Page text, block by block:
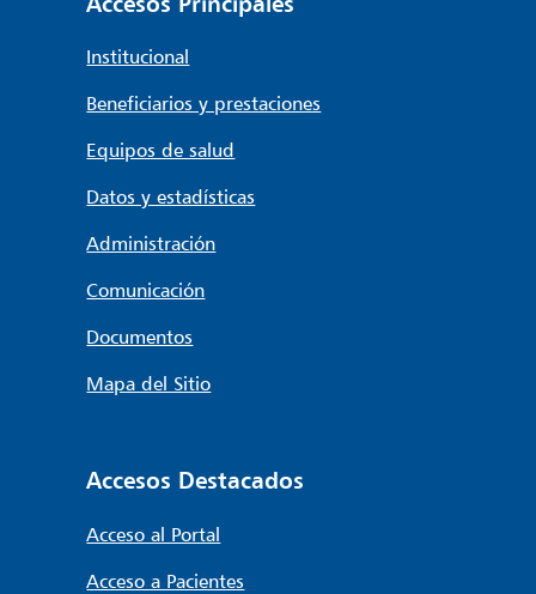
Institucional
Beneficiarios y prestaciones
Equipos de salud
Datos y estadísticas
Administración
Comunicación
Documentos
Mapa del Sitio
Accesos Destacados
Acceso al Portal
Acceso a Pacientes